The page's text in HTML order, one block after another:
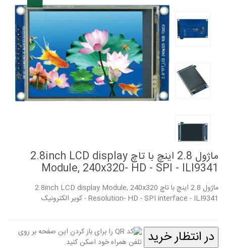
ماژول 2.8 اینچ با تاچ 2.8inch LCD display
Module, 240x320- HD - SPI - ILI9341
ماژول 2.8 اینچ با تاچ 2.8inch LCD display Module, 240x320
Resolution- HD - SPI interface - ILI9341 - کویر الکترونیک
در انتظار خرید